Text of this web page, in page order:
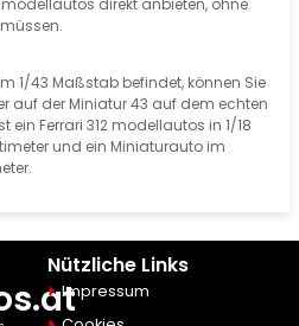
modellautos direkt anbieten, ohne
1/43 Maßstab befindet, können Sie
auf der Miniatur 43 auf dem echten
ein Ferrari 312 modellautos in 1/18
und ein Miniaturauto im
Nützliche Links
Impressum